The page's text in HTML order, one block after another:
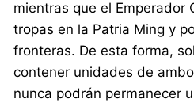
mientras que el Emperador
tropas en la Patria Ming y
fronteras. De esta forma,
contener unidades de
nunca podrán permanecer